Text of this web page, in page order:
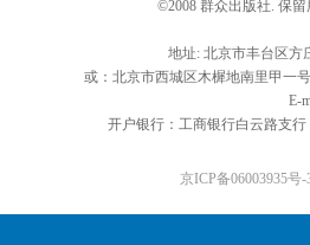
©2008 群众出版社. 保
地址: 北京市丰台区
或：北京市西城区木樨地南里甲一
E-
开户银行：工商银行白云路支
京ICP备06003935号-